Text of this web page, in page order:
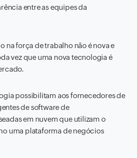
entre as equipes da
na força de trabalho não é nova e
vez que uma nova tecnologia é
possibilitam aos fornecedores de
de software de
em nuvem que utilizam o
uma plataforma de negócios